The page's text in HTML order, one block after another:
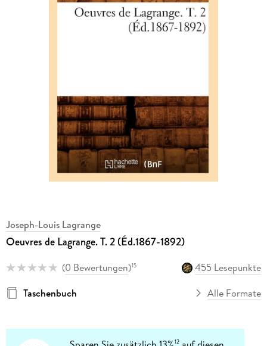
Joseph-Louis Lagrange
Oeuvres de Lagrange. T. 2 (Éd.1867-1892)
(0 Bewertungen)15
455 Lesepunkte
Taschenbuch
Alle Formate
12